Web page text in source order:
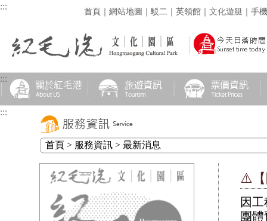
::: 首頁 ｜ 網站地圖 ｜ 駁二 ｜ 英領館 ｜ 文化遊艇 ｜ 手
:::
:::
首頁 > 服務資訊 > 最新消息
⚠️【
因
團